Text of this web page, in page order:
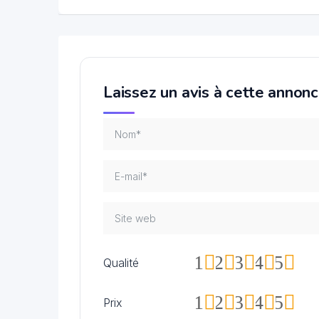
Laissez un avis à cette
Qualité 5
4
3
2
1
Prix 5
4
3
2
1